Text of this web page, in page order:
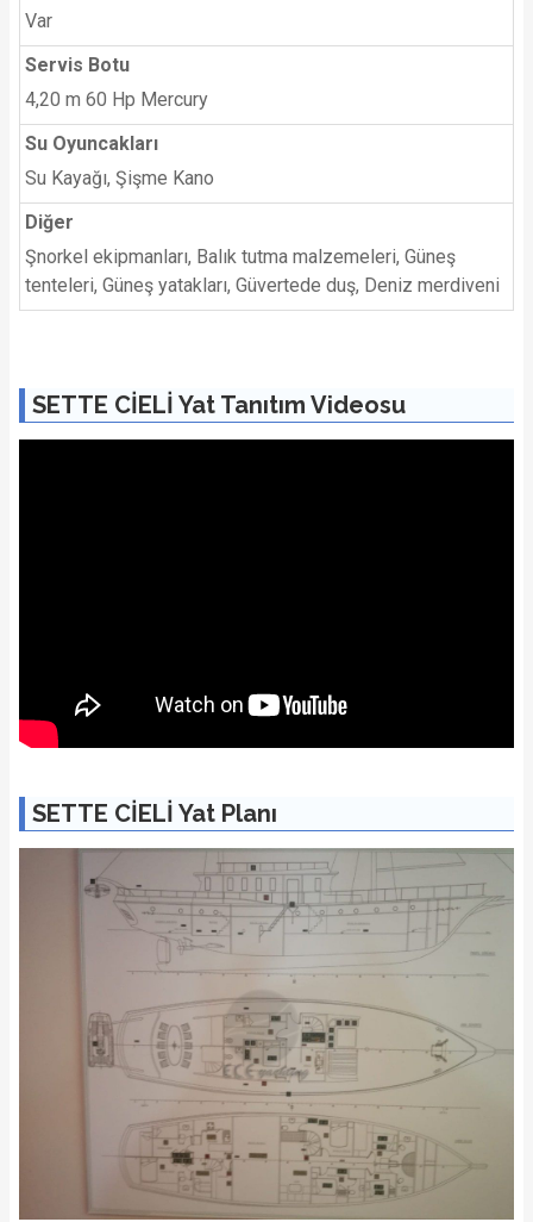
1/22 Fotoğraf
Var
Servis Botu
4,20 m 60 Hp Mercury
Su Oyuncakları
Su Kayağı, Şişme Kano
Diğer
Şnorkel ekipmanları, Balık tutma malzemeleri, Güneş
tenteleri, Güneş yatakları, Güvertede duş, Deniz merdiveni
SETTE CİELİ Yat Tanıtım Videosu
SETTE CİELİ Yat Planı